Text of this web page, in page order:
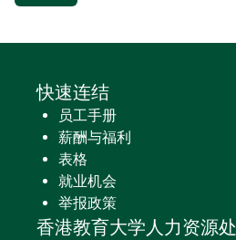
快速连结
员工手册
薪酬与福利
表格
就业机会
举报政策
香港教育大学人力资源处